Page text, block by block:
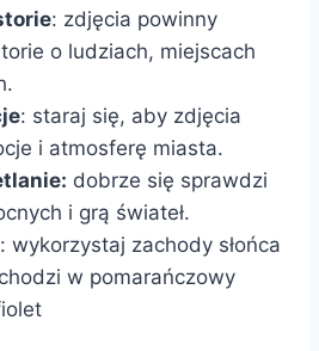
: zdjęcia powinny
o ludziach, miejscach
: staraj się, aby zdjęcia
i atmosferę miasta.
dobrze się sprawdzi
i grą świateł.
: wykorzystaj zachody słońca
w pomarańczowy